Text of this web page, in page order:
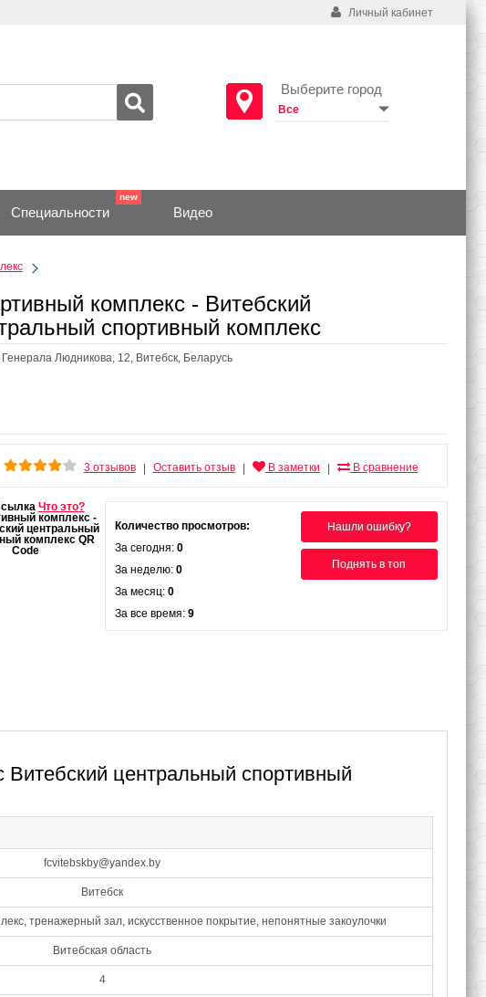
Личный кабинет
Выберите город
Специальности Видео
комплекс - Витебский
спортивный комплекс
Людникова, 12, Витебск, Беларусь
3 отзывов Оставить отзыв В заметки В сравнение
Что это?
Нашли ошибку?
Поднять в топ
Количество просмотров:
За сегодня: 0
За неделю: 0
За месяц: 0
За все время: 9
центральный спортивный
fcvitebskby@yandex.by
Витебск
тренажерный зал, искусственное покрытие, непонятные закоулочки
Витебская область
4